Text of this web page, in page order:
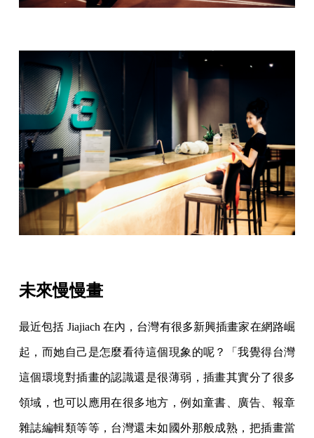
未來慢慢畫
最近包括 Jiajiach 在內，台灣有很多新興插畫家在網路崛
起，而她自己是怎麼看待這個現象的呢？「我覺得台灣
這個環境對插畫的認識還是很薄弱，插畫其實分了很多
領域，也可以應用在很多地方，例如童書、廣告、報章
雜誌編輯類等等，台灣還未如國外那般成熟，把插畫當